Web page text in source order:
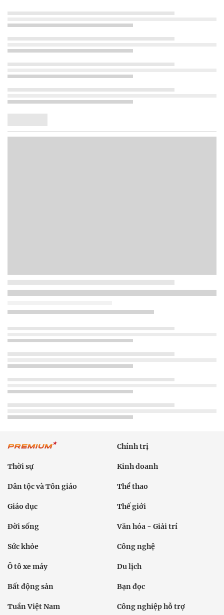
Chính trị
Thời sự Kinh doanh
Dân tộc và Tôn giáo Thể thao
Giáo dục Thế giới
Đời sống Văn hóa - Giải trí
Sức khỏe Công nghệ
Ô tô xe máy Du lịch
Bất động sản Bạn đọc
Tuần Việt Nam Công nghiệp hỗ trợ